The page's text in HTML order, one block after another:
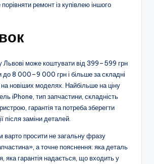
ремонт із купівлею іншого
Львові може коштувати від 399–599 грн
до 8 000–9 000 грн і більше за складні
новіших моделях. Найбільше на ціну
iPhone, тип запчастини, складність
гарантія та потреба зберегти
після заміни деталей.
варто просити не загальну фразу
а точне пояснення: яка деталь
яка гарантія надається, що входить у